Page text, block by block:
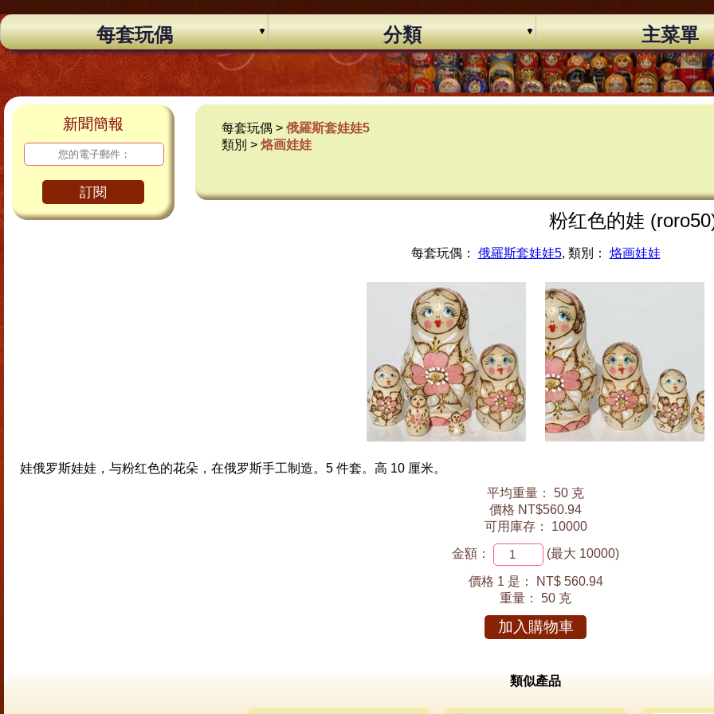
每套玩偶 分類 主菜單
新聞簡報
訂閱
每套玩偶 >俄羅斯套娃娃5
類別 >烙画娃娃
粉红色的娃
每套玩偶： 俄羅斯套娃娃5, 類別： 烙画娃娃
娃俄罗斯娃娃，与粉红色的花朵，在俄罗斯手工制造。5 件套。高 10 厘米。
平均重量： 50 克
價格 NT$560.94
可用庫存： 10000
金額： (最大 10000)
價格 1 是：
NT$ 560.94
重量： 50 克
加入購物車
類似產品